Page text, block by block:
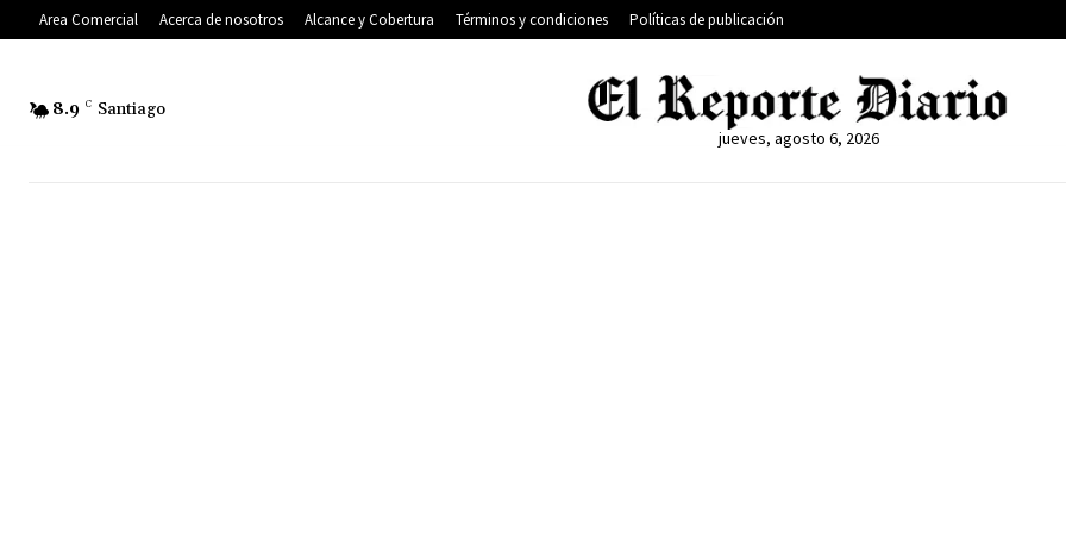
Area Comercial Acerca de nosotros Alcance y Cobertura Términos y condiciones Políticas de publicación
8.9 C Santiago
jueves, agosto 6, 2026